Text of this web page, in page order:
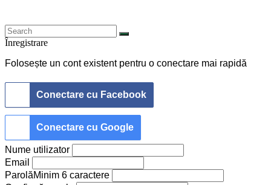
Înregistrare
Folosește un cont existent pentru o conectare mai rapidă
Conectare cu Facebook
Conectare cu Google
Nume utilizator
Email
ParolăMinim 6 caractere